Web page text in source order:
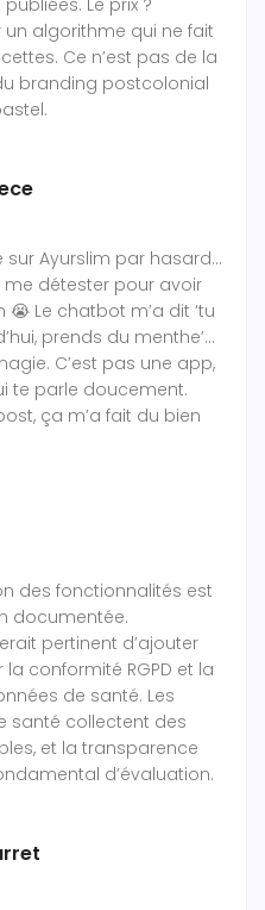
Le prix ?
un algorithme qui ne fait
Ce n’est pas de la
branding postcolonial
sur Ayurslim par hasard…
me détester pour avoir
Le chatbot m’a dit ‘tu
prends du menthe’…
C’est pas une app,
te parle doucement.
ça m’a fait du bien
des fonctionnalités est
documentée.
pertinent d’ajouter
conformité RGPD et la
de santé. Les
santé collectent des
et la transparence
d’évaluation.